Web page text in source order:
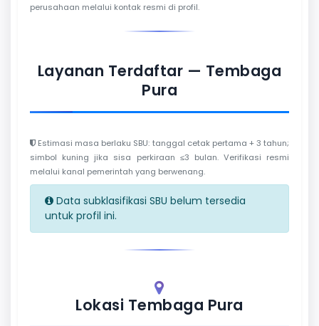
perusahaan melalui kontak resmi di profil.
Layanan Terdaftar — Tembaga
Pura
Estimasi masa berlaku SBU: tanggal cetak pertama + 3 tahun;
simbol kuning jika sisa perkiraan ≤3 bulan. Verifikasi resmi
melalui kanal pemerintah yang berwenang.
Data subklasifikasi SBU belum tersedia
untuk profil ini.
Lokasi Tembaga Pura